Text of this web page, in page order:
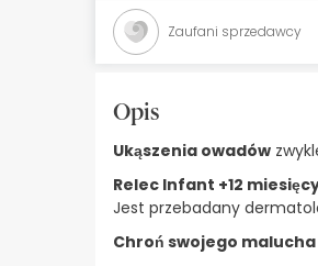
Bestsellery
Health Points
Zaufani sprzedawcy
Opis
Ukąszenia owadów
Relec Infant +12
Jest przebadany
Chroń swojego